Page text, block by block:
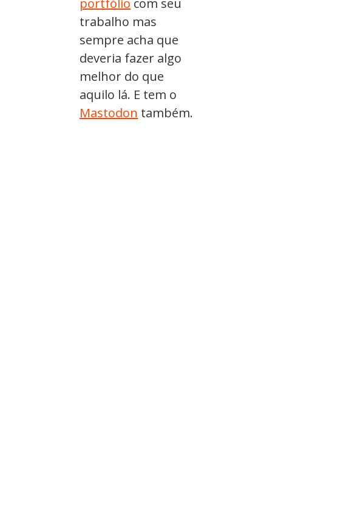
portfólio com seu
trabalho mas
sempre acha que
deveria fazer algo
melhor do que
aquilo lá. E tem o
Mastodon também.